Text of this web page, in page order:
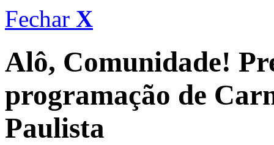
Fechar X
Alô, Comunidade!
programação de
Paulista